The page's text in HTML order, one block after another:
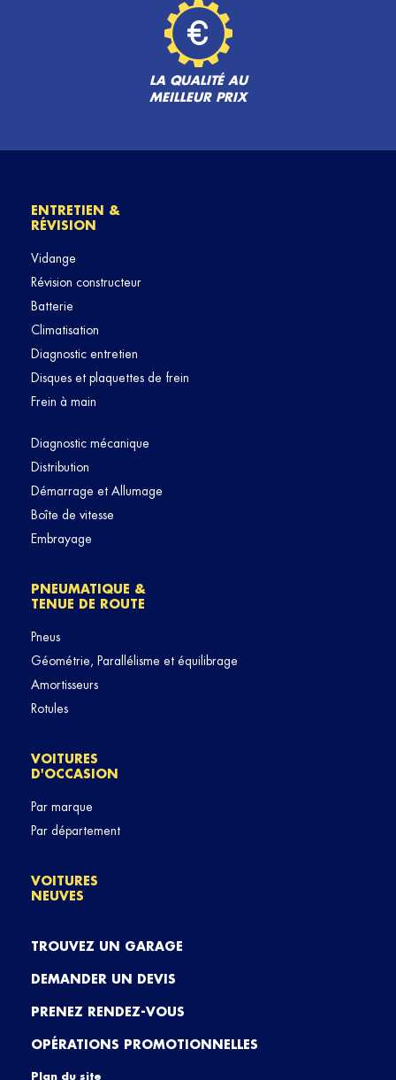
LA QUALITÉ AU
MEILLEUR PRIX
ENTRETIEN &
RÉVISION
Vidange
Révision constructeur
Batterie
Climatisation
Diagnostic entretien
Disques et plaquettes de frein
Frein à main
Diagnostic mécanique
Distribution
Démarrage et Allumage
Boîte de vitesse
Embrayage
PNEUMATIQUE &
TENUE DE ROUTE
Pneus
Géométrie, Parallélisme et équilibrage
Amortisseurs
Rotules
VOITURES
D'OCCASION
Par marque
Par département
VOITURES
NEUVES
TROUVEZ UN GARAGE
DEMANDER UN DEVIS
PRENEZ RENDEZ-VOUS
OPÉRATIONS PROMOTIONNELLES
Plan du site